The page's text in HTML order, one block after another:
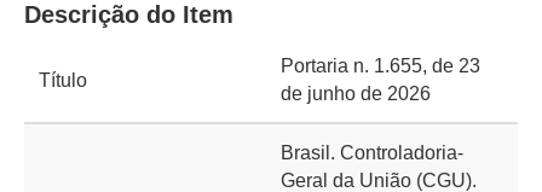
Descrição do Item
Título
Portaria n. 1.655, de 23
de junho de 2026
Brasil. Controladoria-
Geral da União (CGU).